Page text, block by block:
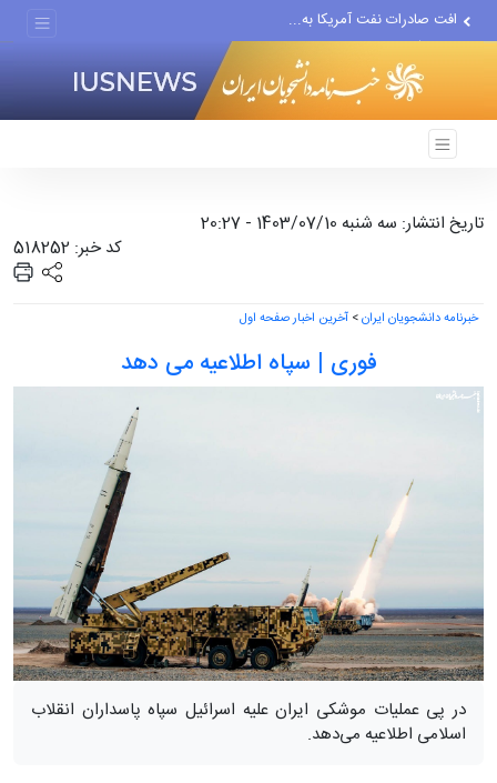
افت صادرات نفت آمریکا به...
انصارالله حمله به یک نفتکش...
حادثه امنیتی دریایی در جنوب...
تاریخ انتشار: سه شنبه 1403/07/10 - 20:27
کد خبر: 518252
خبرنامه دانشجویان ایران> آخرین اخبار صفحه اول
فوری | سپاه اطلاعیه می دهد
در پی عملیات موشکی ایران علیه اسرائیل سپاه پاسداران انقلاب
اسلامی اطلاعیه می‌دهد.